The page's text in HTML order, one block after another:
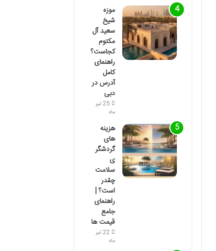
موزه
شیخ
سعید آل
مکتوم
کجاست؟
راهنمای
کامل
آدرس در
دبی
25 تیر
ماه
هزینه
های
گردشگر
ی
سلامت
چقدر
است؟ |
راهنمای
جامع
قیمت ها
22 تیر
ماه